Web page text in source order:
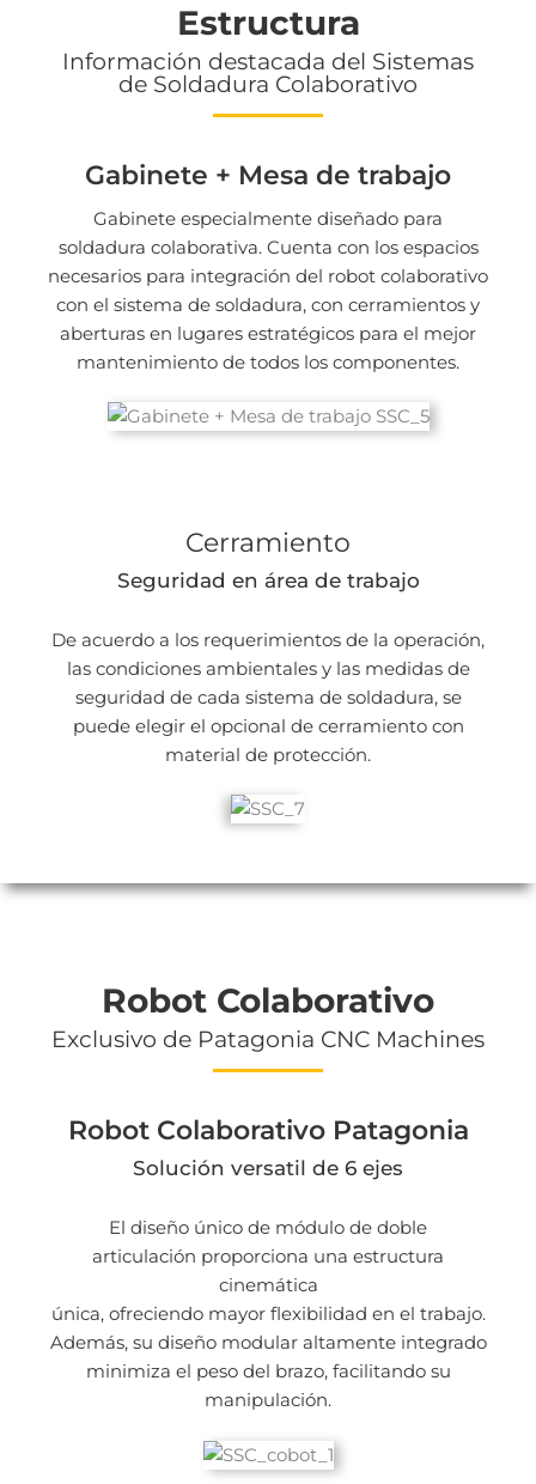
Estructura
Información destacada del Sistemas
de Soldadura Colaborativo
Gabinete + Mesa de trabajo
Gabinete especialmente diseñado para
soldadura colaborativa. Cuenta con los espacios
necesarios para integración del robot colaborativo
con el sistema de soldadura, con cerramientos y
aberturas en lugares estratégicos para el mejor
mantenimiento de todos los componentes.
Cerramiento
Seguridad en área de trabajo
De acuerdo a los requerimientos de la operación,
las condiciones ambientales y las medidas de
seguridad de cada sistema de soldadura, se
puede elegir el opcional de cerramiento con
material de protección.
Robot Colaborativo
Exclusivo de Patagonia CNC Machines
Robot Colaborativo Patagonia
Solución versatil de 6 ejes
El diseño único de módulo de doble
articulación proporciona una estructura
cinemática
única, ofreciendo mayor flexibilidad en el trabajo.
Además, su diseño modular altamente integrado
minimiza el peso del brazo, facilitando su
manipulación.